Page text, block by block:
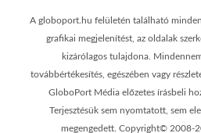
A globoport.hu felületén található
grafikai megjelenítést, az oldalak
kizárólagos tulajdona.
továbbértékesítés, egészében vagy
GloboPort Média előzetes írásbeli
Terjesztésük sem nyomtatott, sem
megengedett. Copyright© 2008-